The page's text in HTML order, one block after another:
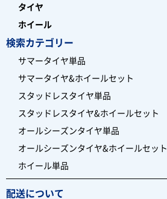
タイヤ
ホイール
検索カテゴリー
サマータイヤ単品
サマータイヤ&ホイールセット
スタッドレスタイヤ単品
スタッドレスタイヤ&ホイールセット
オールシーズンタイヤ単品
オールシーズンタイヤ&ホイールセット
ホイール単品
配送について